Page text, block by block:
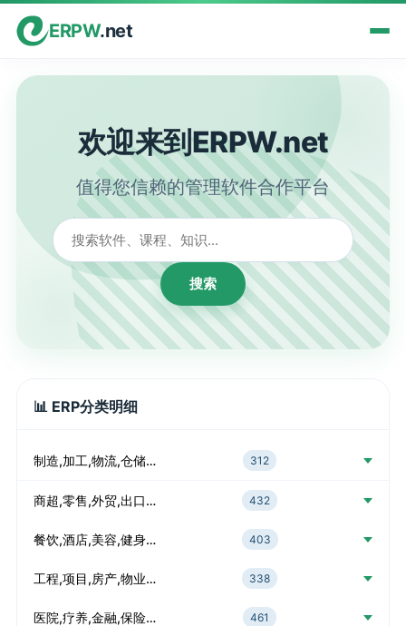
ERPW.net
欢迎来到ERPW.net
值得您信赖的管理软件合作平台
搜索
📊 ERP分类明细
制造,加工,物流,仓储… 312
商超,零售,外贸,出口… 432
餐饮,酒店,美容,健身… 403
工程,项目,房产,物业… 338
医院,疗养,金融,保险… 461